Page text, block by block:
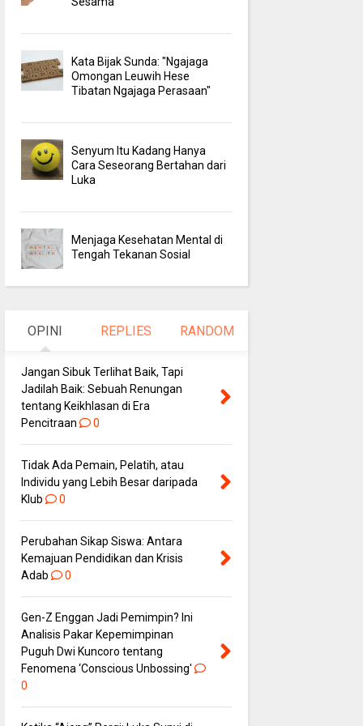
Kata Bijak Sunda: "Ngajaga
Omongan Leuwih Hese
Tibatan Ngajaga Perasaan"
Senyum Itu Kadang Hanya
Cara Seseorang Bertahan dari
Luka
Menjaga Kesehatan Mental di
Tengah Tekanan Sosial
OPINI REPLIES RANDOM
Jangan Sibuk Terlihat Baik, Tapi
Jadilah Baik: Sebuah Renungan
tentang Keikhlasan di Era
Pencitraan
0
Tidak Ada Pemain, Pelatih, atau
Individu yang Lebih Besar daripada
Klub
0
Perubahan Sikap Siswa: Antara
Kemajuan Pendidikan dan Krisis
Adab
0
Gen-Z Enggan Jadi Pemimpin? Ini
Analisis Pakar Kepemimpinan
Puguh Dwi Kuncoro tentang
Fenomena ‘Conscious Unbossing'
0